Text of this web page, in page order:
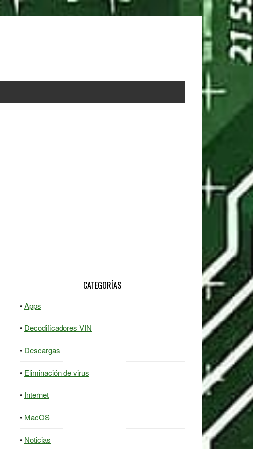
CATEGORÍAS
Apps
Decodificadores VIN
Descargas
Eliminación de virus
Internet
MacOS
Noticias